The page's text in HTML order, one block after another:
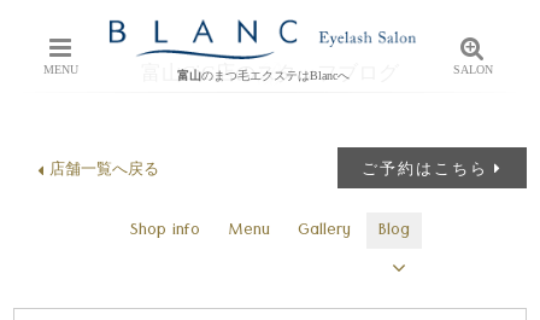
MENU 富山のまつ毛エクステはBlancへ SALON
富山CiC店のスタッフブログ
ご予約はこちら
店舗一覧へ戻る
Shop info Menu Gallery Blog